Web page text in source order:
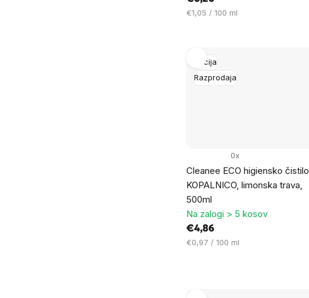
Cena
€1,05 / 100 ml
Akcija
Razprodaja
Cleanee ECO higiensko
KOPALNICO, limonska trava,
500ml
0x
Na zalogi > 5 kosov
€4,86
Cena
€0,97 / 100 ml